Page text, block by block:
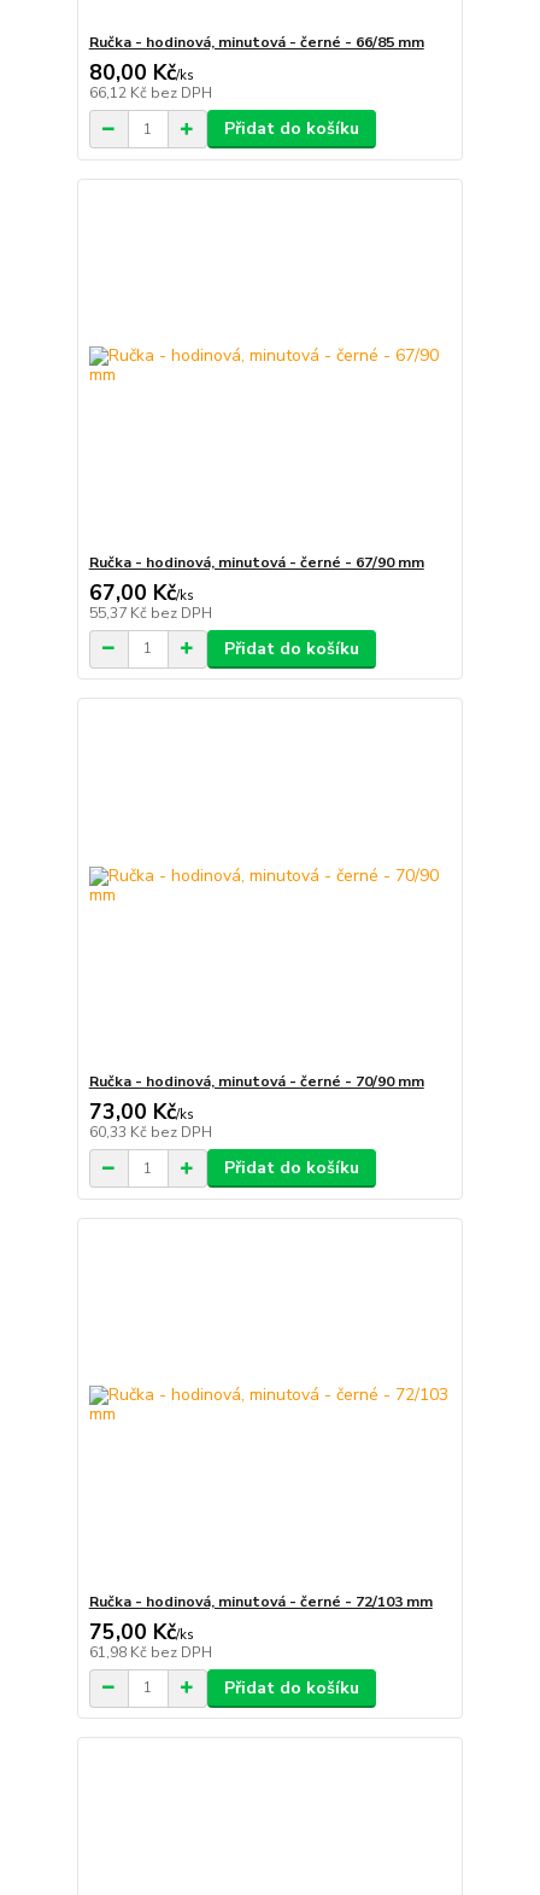
Ručka - hodinová, minutová - černé - 66/85 mm
80,00 Kč/ks
66,12 Kč bez DPH
Přidat do košíku
Ručka - hodinová, minutová - černé - 67/90 mm
67,00 Kč/ks
55,37 Kč bez DPH
Přidat do košíku
Ručka - hodinová, minutová - černé - 70/90 mm
73,00 Kč/ks
60,33 Kč bez DPH
Přidat do košíku
Ručka - hodinová, minutová - černé - 72/103 mm
75,00 Kč/ks
61,98 Kč bez DPH
Přidat do košíku